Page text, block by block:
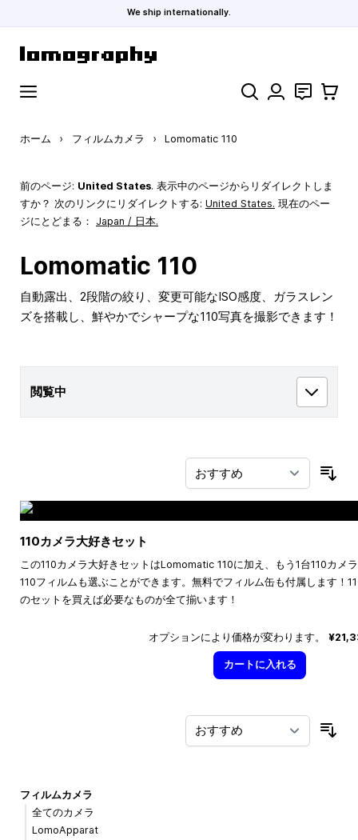
We ship internationally.
検索 お問い合わ
カート
ホーム › フィルムカメラ › Lomomatic 110
前のページ: United States. 表示中のページからリダイレクトしま
すか？ 次のリンクにリダイレクトする: United States. 現在のペー
ジにとどまる： Japan / 日本.
Lomomatic 110
自動露出、2段階の絞り、変更可能なISO感度、ガラスレン
ズを搭載し、鮮やかでシャープな110写真を撮影できます！
閲覧中
110カメラ大好きセット
この110カメラ大好きセットはLomomatic 110に加え、もう1台110カメ
110フィルムも選ぶことができます。無料でフィルム缶も付属します！
のセットを買えば必要なものが全て揃います！
オプションにより価格が変わります。
カートに入れる
フィルムカメラ
全てのカメラ
LomoApparat